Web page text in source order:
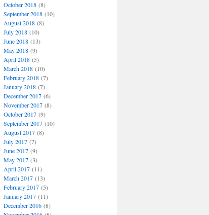
October 2018(8)
September 2018(10)
August 2018(8)
July 2018(10)
June 2018(13)
May 2018(9)
April 2018(5)
March 2018(10)
February 2018(7)
January 2018(7)
December 2017(6)
November 2017(8)
October 2017(9)
September 2017(10)
August 2017(8)
July 2017(7)
June 2017(9)
May 2017(3)
April 2017(11)
March 2017(13)
February 2017(5)
January 2017(11)
December 2016(8)